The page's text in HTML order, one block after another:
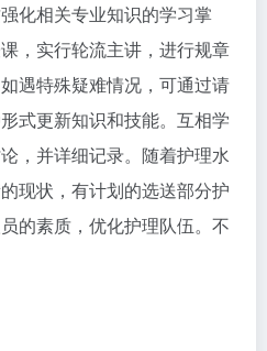
化相关专业知识的学习掌
，实行轮流主讲，进行规章
遇特殊疑难情况，可通过请
式更新知识和技能。互相学
，并详细记录。随着护理水
现状，有计划的选送部分护
的素质，优化护理队伍。不